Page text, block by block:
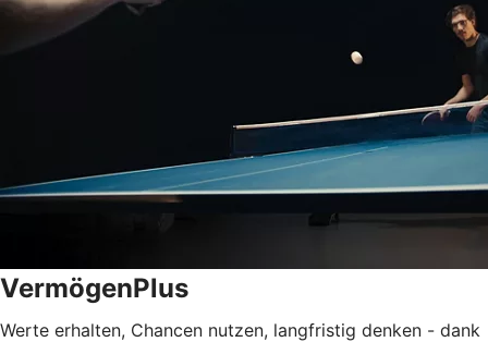
VermögenPlus
Werte erhalten, Chancen nutzen, langfristig denken - dank